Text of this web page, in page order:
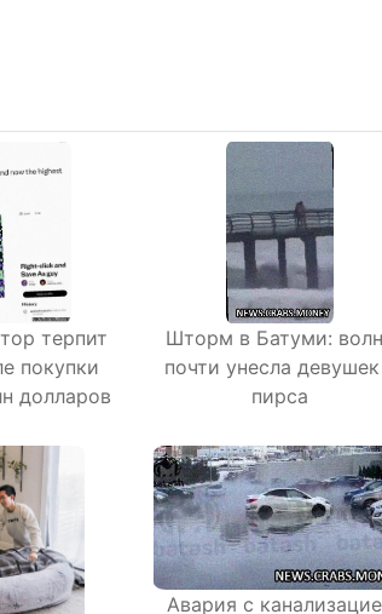
терпит
покупки
долларов
Шторм в Батуми:
почти унесла
пирса
Авария с